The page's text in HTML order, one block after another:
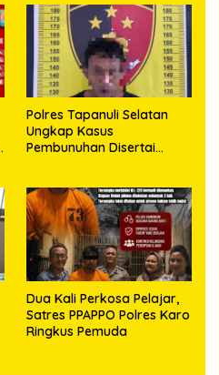
63,67 Gram Sabu
Polres Tapanuli Selatan
Ungkap Kasus
Pembunuhan Disertai
Ditangkap
Dua Kali Perkosa Pelajar,
Satres PPAPPO Polres Karo
Ringkus Pemuda